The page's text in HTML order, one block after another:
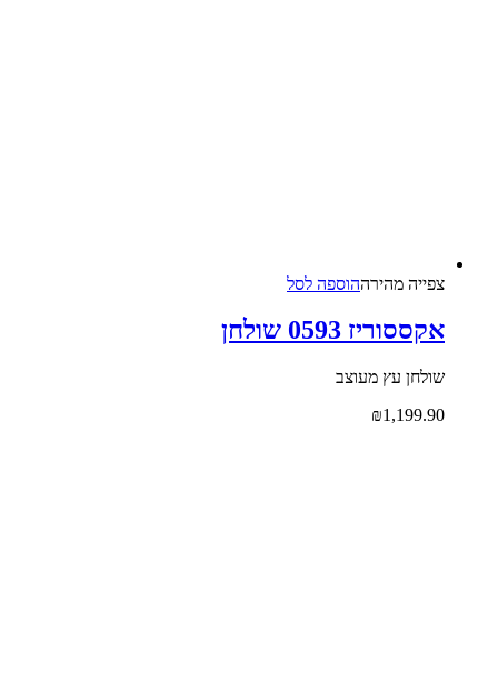
צפייה‬ ‫מהירה‬הוספה לסל
אקססוריז 0593 שולחן
שולחן עץ מעוצב
₪1,199.90